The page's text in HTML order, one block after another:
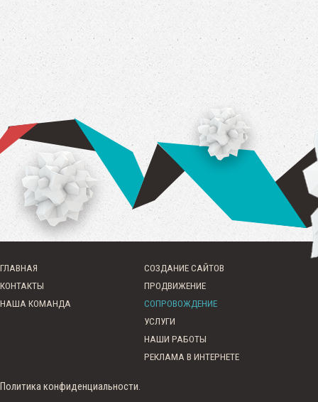
ГЛАВНАЯ
КОНТАКТЫ
НАША КОМАНДА
СОЗДАНИЕ САЙТОВ
ПРОДВИЖЕНИЕ
СОПРОВОЖДЕНИЕ
УСЛУГИ
НАШИ РАБОТЫ
РЕКЛАМА В ИНТЕРНЕТЕ
Политика конфиденциальности.